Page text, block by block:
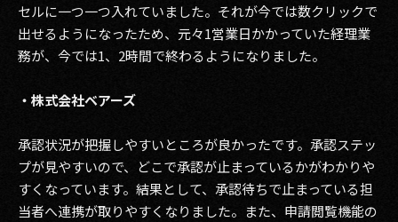
セルに一つ一つ入れていました。それが今では数クリックで
出せるようになったため、元々1営業日かかっていた経理業
務が、今では1、2時間で終わるようになりました。
・株式会社ベアーズ
承認状況が把握しやすいところが良かったです。承認ステッ
プが見やすいので、どこで承認が止まっているかがわかりや
すくなっています。結果として、承認待ちで止まっている担
当者へ連携が取りやすくなりました。また、申請閲覧機能の